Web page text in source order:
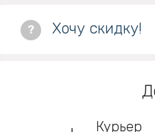
? Хочу скидку!
Курьер